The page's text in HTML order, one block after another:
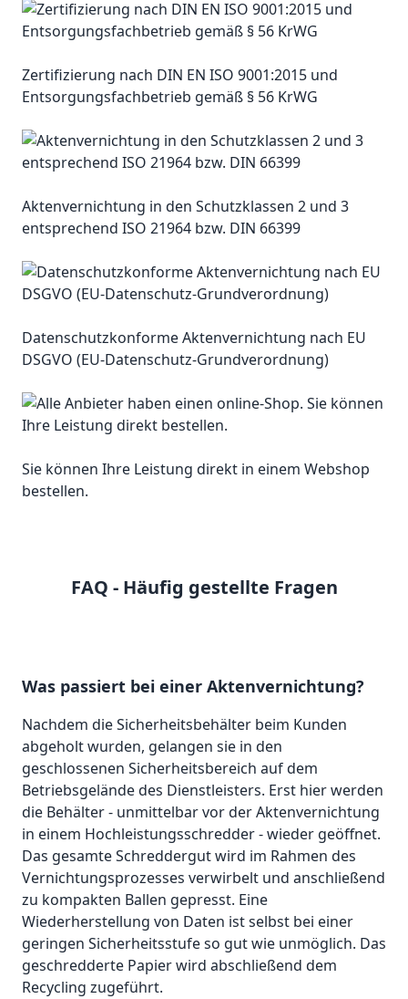
Zertifizierung nach DIN EN ISO 9001:2015 und
Entsorgungsfachbetrieb gemäß § 56 KrWG
Aktenvernichtung in den Schutzklassen 2 und 3
entsprechend ISO 21964 bzw. DIN 66399
Datenschutzkonforme Aktenvernichtung nach EU
DSGVO (EU-Datenschutz-Grundverordnung)
Sie können Ihre Leistung direkt in einem Webshop
bestellen.
FAQ - Häufig gestellte Fragen
Was passiert bei einer Aktenvernichtung?
Nachdem die Sicherheitsbehälter beim Kunden
abgeholt wurden, gelangen sie in den
geschlossenen Sicherheitsbereich auf dem
Betriebsgelände des Dienstleisters. Erst hier werden
die Behälter - unmittelbar vor der Aktenvernichtung
in einem Hochleistungsschredder - wieder geöffnet.
Das gesamte Schreddergut wird im Rahmen des
Vernichtungsprozesses verwirbelt und anschließend
zu kompakten Ballen gepresst. Eine
Wiederherstellung von Daten ist selbst bei einer
geringen Sicherheitsstufe so gut wie unmöglich. Das
geschredderte Papier wird abschließend dem
Recycling zugeführt.